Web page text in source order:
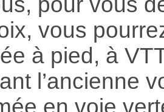
vous
à pied, à
l’ancienne
en voie